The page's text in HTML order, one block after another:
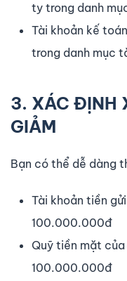
ty trong danh
Tài khoản kế
trong danh mục
3. XÁC ĐỊNH
GIẢM
Bạn có thể dễ dàng
Tài khoản tiền
100.000.000đ
Quỹ tiền mặt
100.000.000đ